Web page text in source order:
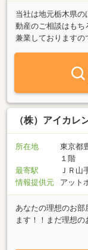
当社は地元栃木県
動産のご相談はもち
兼業しておりますの
（株）アイカレ
所在地
東京都
１階
最寄駅
ＪＲ山
情報提供元
アット
あなたの理想のお
ます！！まだ理想
ください。豊富な